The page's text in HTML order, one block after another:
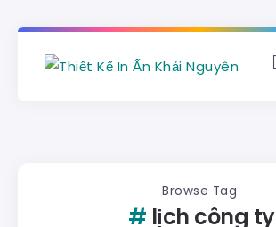
Browse Tag
lịch công ty